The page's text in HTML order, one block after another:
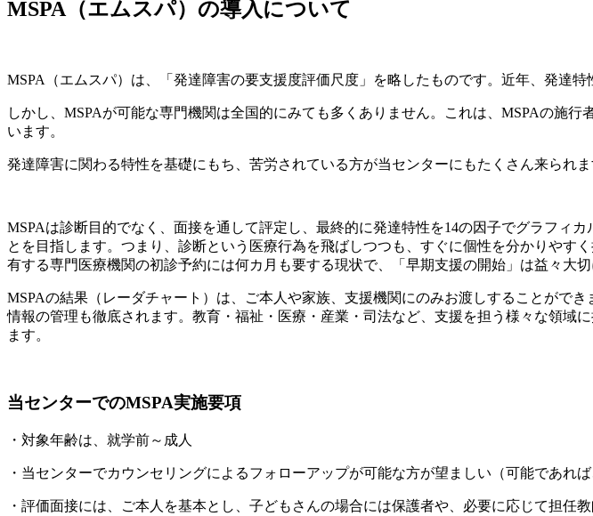
MSPA（エムスパ）の導入について
MSPA（エムスパ）は、 「発達障害の要支援度評価尺度」を略したものです。近年、発達
しかし、MSPAが可能な専門機関は全国的にみても多くありません。これは、MSPAの施
います。
発達障害に関わる特性を基礎にもち、苦労されている方が当センターにもたくさん来られ
MSPAは診断目的でなく、面接を通して評定し、最終的に発達特性を14の因子でグラフィ
とを目指します。つまり、診断という医療行為を飛ばしつつも、すぐに個性を分かりや
有する専門医療機関の初診予約には何カ月も要する現状で、「早期支援の開始」は益々大切
MSPAの結果（レーダチャート）は、ご本人や家族、支援機関にのみお渡しすることがで
情報の管理も徹底されます。教育・福祉・医療・産業・司法など、支援を担う様々な領域
ます。
当センターでのMSPA実施要項
・対象年齢は、就学前～成人
・当センターでカウンセリングによるフォローアップが可能な方が望ましい（可能であれ
・評価面接には、ご本人を基本とし、子どもさんの場合には保護者や、必要に応じて担任